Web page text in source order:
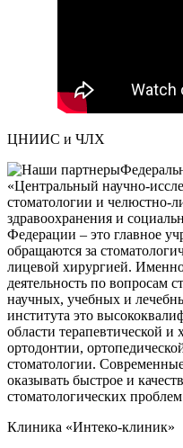
ЦНИИС и ЧЛХ
«Центральный научно-
стоматологии и челюстно-
здравоохранения и
Федерации – это главное
обращаются за
лицевой хирургией.
деятельность по вопросам
научных, учебных и
института это
области терапевтической и
ортодонтии,
стоматологии.
оказывать быстрое и
стоматологических
Клиника «Интеко-клиник»